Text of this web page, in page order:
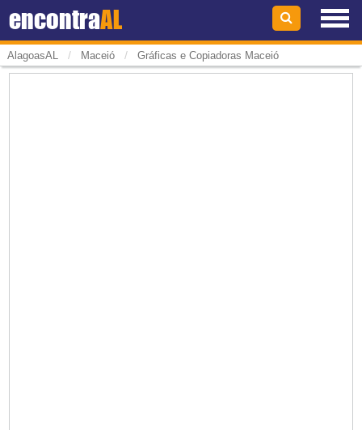
encontraAL
AlagoasAL / Maceió / Gráficas e Copiadoras Maceió